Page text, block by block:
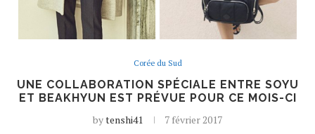
Corée du Sud
UNE COLLABORATION SPÉCIALE ENTRE SOYU
ET BEAKHYUN EST PRÉVUE POUR CE MOIS-CI
bytenshi41 7 février 2017